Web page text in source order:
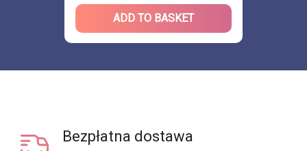
ADD TO BASKET
Bezpłatna dostawa